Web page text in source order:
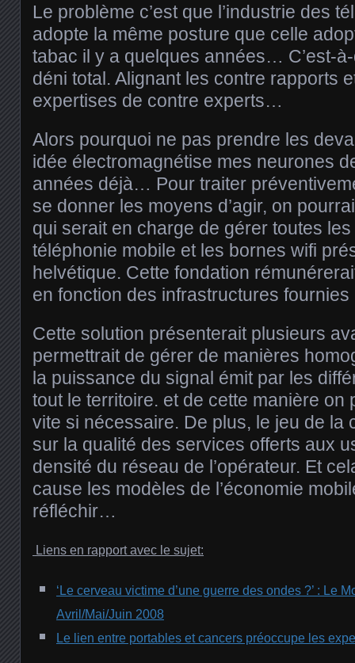
Le problème c’est que l’industrie des
adopte la même posture que celle
tabac il y a quelques années… C’est-
déni total. Alignant les contre rapports
expertises de contre experts…
Alors pourquoi ne pas prendre les
idée électromagnétise mes neurones
années déjà… Pour traiter
se donner les moyens d’agir, on
qui serait en charge de gérer toutes
téléphonie mobile et les bornes wifi
helvétique. Cette fondation
en fonction des infrastructures
Cette solution présenterait plusieurs
permettrait de gérer de manières
la puissance du signal émit par les
tout le territoire. et de cette manière on
vite si nécessaire. De plus, le jeu de la
sur la qualité des services offerts aux
densité du réseau de l’opérateur. Et
cause les modèles de l’économie
réfléchir…
Liens en rapport avec le sujet:
‘Le cerveau victime d’une guerre des ondes ?’ : Le
Avril/Mai/Juin 2008
Le lien entre portables et cancers préoccupe les